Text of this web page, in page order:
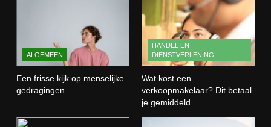
Wat kost een verkoopmakelaar?
HANDEL EN DIENSTVERLENING
3
ALGEMEEN
Een frisse kijk op menselijke
gedragingen
HANDEL EN
DIENSTVERLENING
Wat kost een
verkoopmakelaar? Dit betaal
je gemiddeld